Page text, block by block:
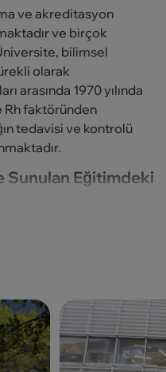
ve akreditasyon
ve birçok
bilimsel
olarak
arasında 1970 yılında
Rh faktöründen
tedavisi ve kontrolü
Sunulan Eğitimdeki
yoğun dil öğrenimi
Uluslararası Öğrenci
Bu merkez, öğrencilere
sunmakta ve